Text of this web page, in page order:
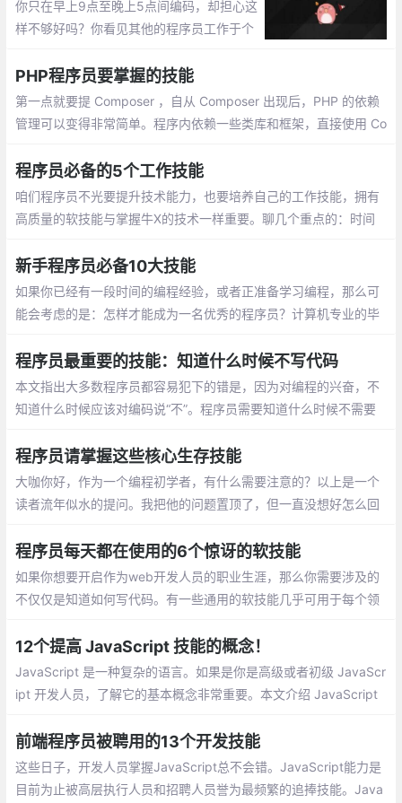
你只在早上9点至晚上5点间编码，却担心这
样不够好吗？你看见其他的程序员工作于个
费所有的业余时间编写软件了吗？你可能会
认为只在自己的工作时间编码
PHP程序员要掌握的技能
第一点就要提 Composer ，自从 Composer 出现后，PHP 的依赖
管理可以变得非常简单。程序内依赖一些类库和框架，直接使用 Co
程序员必备的5个工作技能
咱们程序员不光要提升技术能力，也要培养自己的工作技能，拥有
高质量的软技能与掌握牛X的技术一样重要。聊几个重点的：时间
新手程序员必备10大技能
如果你已经有一段时间的编程经验，或者正准备学习编程，那么可
能会考虑的是：怎样才能成为一名优秀的程序员？计算机专业的毕
员有哪些期望？
程序员最重要的技能：知道什么时候不写代码
本文指出大多数程序员都容易犯下的错是，因为对编程的兴奋，不
知道什么时候应该对编码说“不”。程序员需要知道什么时候不需要
易，并使软件寿命更持久
程序员请掌握这些核心生存技能
大咖你好，作为一个编程初学者，有什么需要注意的？以上是一个
读者流年似水的提问。我把他的问题置顶了，但一直没想好怎么回
给我发了一条微信：
程序员每天都在使用的6个惊讶的软技能
如果你想要开启作为web开发人员的职业生涯，那么你需要涉及的
不仅仅是知道如何写代码。有一些通用的软技能几乎可用于每个领
12个提高 JavaScript 技能的概念！
JavaScript 是一种复杂的语言。如果是你是高级或者初级 JavaScr
ipt 开发人员，了解它的基本概念非常重要。本文介绍 JavaScript
前端程序员被聘用的13个开发技能
这些日子，开发人员掌握JavaScript总不会错。JavaScript能力是
目前为止被高层执行人员和招聘人员誉为最频繁的追捧技能。Java